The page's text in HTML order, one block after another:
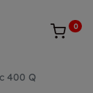
0
400 Q